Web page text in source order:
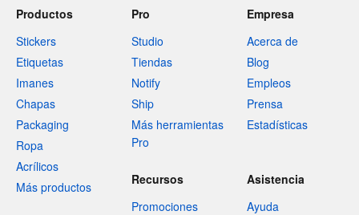
Productos
Stickers
Etiquetas
Imanes
Chapas
Packaging
Ropa
Acrílicos
Más productos
Pro
Studio
Tiendas
Notify
Ship
Más herramientas
Pro
Empresa
Acerca de
Blog
Empleos
Prensa
Estadísticas
Recursos
Promociones
Asistencia
Ayuda